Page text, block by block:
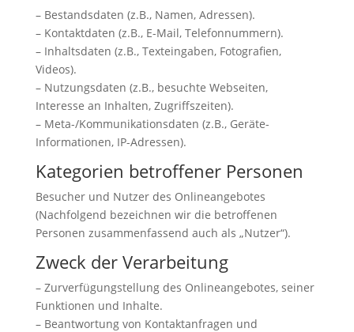
– Bestandsdaten (z.B., Namen, Adressen).
– Kontaktdaten (z.B., E-Mail, Telefonnummern).
– Inhaltsdaten (z.B., Texteingaben, Fotografien,
Videos).
– Nutzungsdaten (z.B., besuchte Webseiten,
Interesse an Inhalten, Zugriffszeiten).
– Meta-/Kommunikationsdaten (z.B., Geräte-
Informationen, IP-Adressen).
Kategorien betroffener Personen
Besucher und Nutzer des Onlineangebotes
(Nachfolgend bezeichnen wir die betroffenen
Personen zusammenfassend auch als „Nutzer“).
Zweck der Verarbeitung
– Zurverfügungstellung des Onlineangebotes, seiner
Funktionen und Inhalte.
– Beantwortung von Kontaktanfragen und